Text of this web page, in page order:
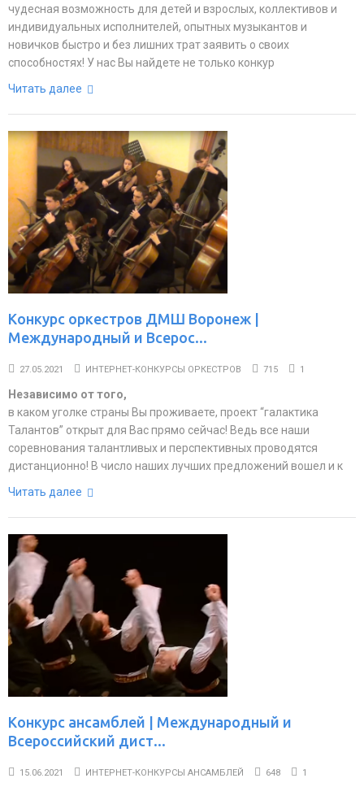
чудесная возможность для детей и взрослых, коллективов и
индивидуальных исполнителей, опытных музыкантов и
новичков быстро и без лишних трат заявить о своих
способностях! У нас Вы найдете не только конкур
Читать далее
Конкурс оркестров ДМШ Воронеж |
Международный и Всерос...
27.05.2021 ИНТЕРНЕТ-КОНКУРСЫ ОРКЕСТРОВ 715 1
Независимо от того,
в каком уголке страны Вы проживаете, проект “галактика
Талантов” открыт для Вас прямо сейчас! Ведь все наши
соревнования талантливых и перспективных проводятся
дистанционно! В число наших лучших предложений вошел и к
Читать далее
Конкурс ансамблей | Международный и
Всероссийский дист...
15.06.2021 ИНТЕРНЕТ-КОНКУРСЫ АНСАМБЛЕЙ 648 1